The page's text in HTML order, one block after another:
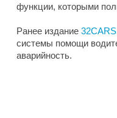
функции, которыми
Ранее издание
системы помощи
аварийность.